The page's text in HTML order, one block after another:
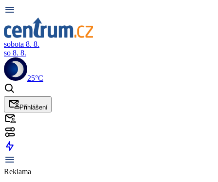
sobota 8. 8.
so 8. 8.
25°C
Přihlášení
Reklama